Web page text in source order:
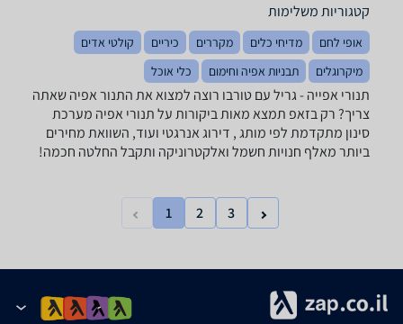
קטגוריות משלימות
אופי לחם מדיחי כלים מקררים כיריים
קולטי אדים
מיקרוגלים
תבניות אפיה וחימום כלי אוכל
תנורי אפייה - ‏גריל עם טורבו רוצה למצוא את התנור אפיה שאתה
צריך? רק בזאפ תמצא מאות ביקורות על תנורי אפיה מערכת
סינון מתקדמת לפי מותג , דירוג אנרגטי ועוד, השוואת מחירים
ביותר מאלף חנויות חשמל ואלקטרוניקה ותקבל החלטה חכמה!
1 2 3